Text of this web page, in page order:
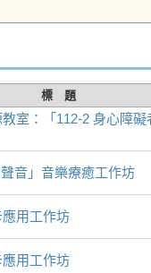
標 題
教室：「112-2 身心障
音」音樂療癒工作坊
用工作坊
用工作坊